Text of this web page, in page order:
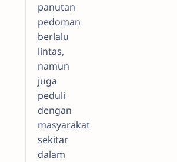
panutan
pedoman
berlalu
lintas,
namun
juga
peduli
dengan
masyarakat
sekitar
dalam